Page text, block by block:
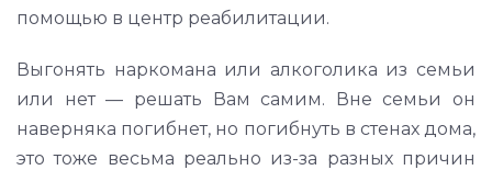
помощью в центр реабилитации.
Выгонять наркомана или алкоголика из семьи
или нет — решать Вам самим. Вне семьи он
наверняка погибнет, но погибнуть в стенах дома,
это тоже весьма реально из-за разных причин